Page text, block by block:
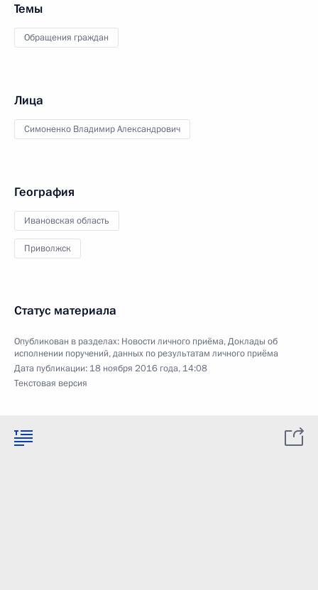
Темы
Обращения граждан
Лица
Симоненко Владимир Александрович
География
Ивановская область
Приволжск
Статус материала
Опубликован в разделах: Новости личного приёма,Доклады об
исполнении поручений, данных по результатам личного приёма
Дата публикации: 18 ноября 2016 года, 14:08
Текстовая версия